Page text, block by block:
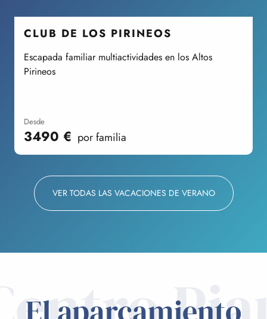
CLUB DE LOS PIRINEOS
Escapada familiar multiactividades en los Altos
Pirineos
desde
3490 € por familia
VER TODAS LAS VACACIONES DE VERANO